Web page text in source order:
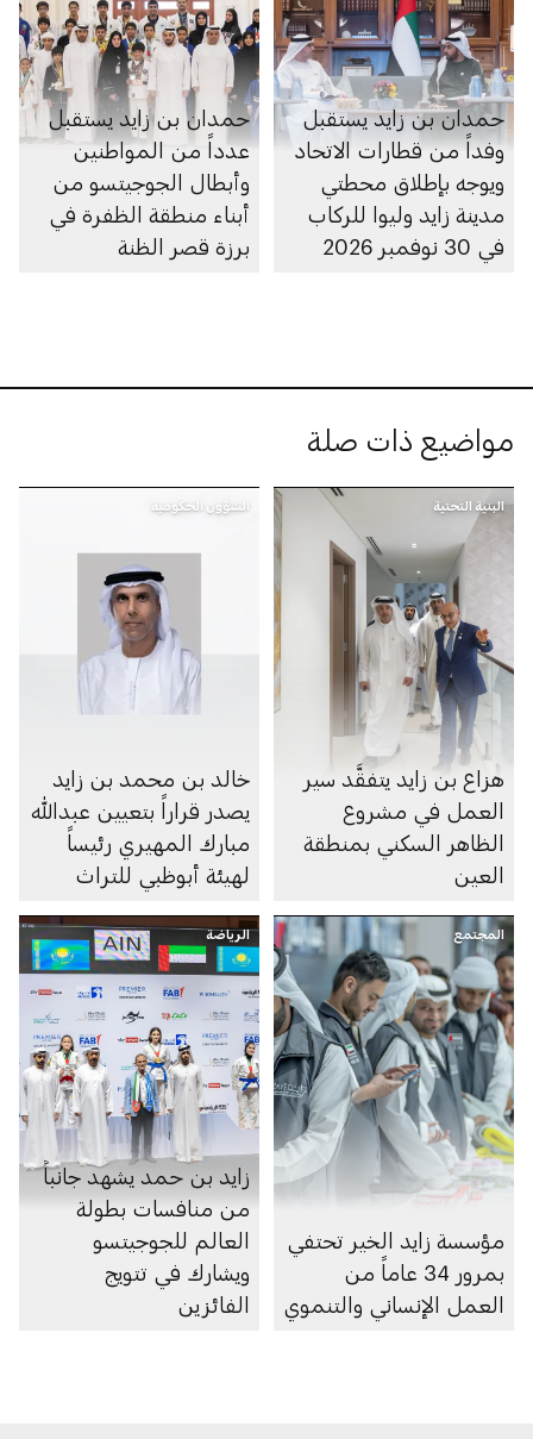
حمدان بن زايد يستقبل
وفداً من قطارات الاتحاد
ويوجه بإطلاق محطتي
مدينة زايد وليوا للركاب
في 30 نوفمبر 2026
حمدان بن زايد يستقبل
عدداً من المواطنين
وأبطال الجوجيتسو من
أبناء منطقة الظفرة في
برزة قصر الظنة
مواضيع ذات صلة
البنية التحتية
هزاع بن زايد يتفقَّد سير
العمل في مشروع
الظاهر السكني بمنطقة
العين
الشؤون الحكومية
خالد بن محمد بن زايد
يصدر قراراً بتعيين عبدالله
مبارك المهيري رئيساً
لهيئة أبوظبي للتراث
المجتمع
مؤسسة زايد الخير تحتفي
بمرور 34 عاماً من
العمل الإنساني والتنموي
الرياضة
زايد بن حمد يشهد جانباً
من منافسات بطولة
العالم للجوجيتسو
ويشارك في تتويج
الفائزين